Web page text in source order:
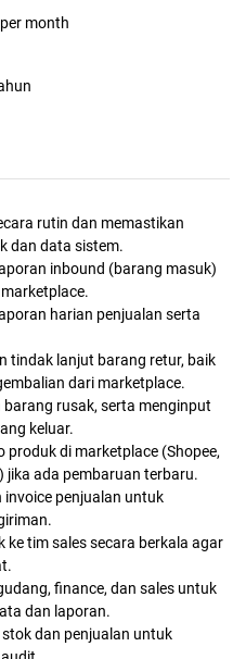
month
rutin dan memastikan
dan data sistem.
inbound (barang masuk)
harian penjualan serta
tindak lanjut barang retur, baik
dari marketplace.
rusak, serta menginput
keluar.
di marketplace (Shopee,
jika ada pembaruan terbaru.
penjualan untuk
tim sales secara berkala agar
finance, dan sales untuk
dan laporan.
dan penjualan untuk